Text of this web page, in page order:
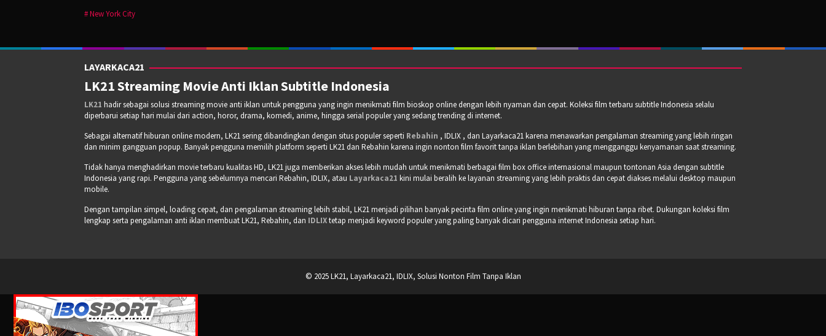
New York City
LAYARKACA21
LK21 Streaming Movie Anti Iklan Subtitle Indonesia
LK21 hadir sebagai solusi streaming movie anti iklan untuk pengguna yang ingin menikmati film bioskop online dengan lebih nyaman dan cepat. Koleksi film terbaru subtitle Indonesia selalu
diperbarui setiap hari mulai dari action, horor, drama, komedi, anime, hingga serial populer yang sedang trending di internet.
Sebagai alternatif hiburan online modern, LK21 sering dibandingkan dengan situs populer seperti Rebahin , IDLIX , dan Layarkaca21 karena menawarkan pengalaman streaming yang lebih ringan
dan minim gangguan popup. Banyak pengguna memilih platform seperti LK21 dan Rebahin karena ingin nonton film favorit tanpa iklan berlebihan yang mengganggu kenyamanan saat streaming.
Tidak hanya menghadirkan movie terbaru kualitas HD, LK21 juga memberikan akses lebih mudah untuk menikmati berbagai film box office internasional maupun tontonan Asia dengan subtitle
Indonesia yang rapi. Pengguna yang sebelumnya mencari Rebahin, IDLIX, atau Layarkaca21 kini mulai beralih ke layanan streaming yang lebih praktis dan cepat diakses melalui desktop maupun
mobile.
Dengan tampilan simpel, loading cepat, dan pengalaman streaming lebih stabil, LK21 menjadi pilihan banyak pecinta film online yang ingin menikmati hiburan tanpa ribet. Dukungan koleksi film
lengkap serta pengalaman anti iklan membuat LK21, Rebahin, dan IDLIXtetap menjadi keyword populer yang paling banyak dicari pengguna internet Indonesia setiap hari.
© 2025 LK21, Layarkaca21, IDLIX, Solusi Nonton Film Tanpa Iklan